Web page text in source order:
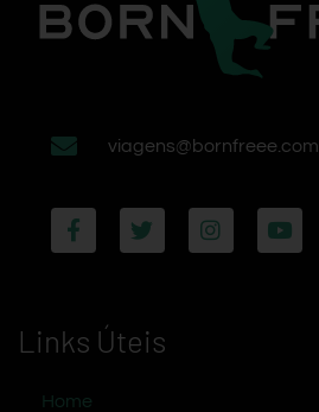
viagens@bornfreee.com
Links Úteis
Home